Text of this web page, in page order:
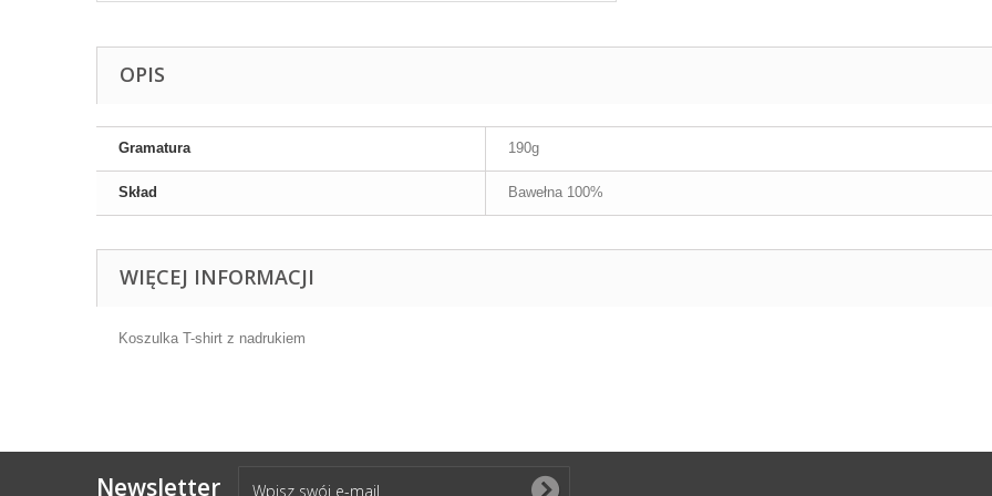
OPIS
Gramatura 190g
Skład Bawełna 100%
WIĘCEJ INFORMACJI
Koszulka T-shirt z nadrukiem
Newsletter